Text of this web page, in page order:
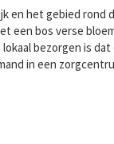
het gebied rond
een bos verse
bezorgen is
in een